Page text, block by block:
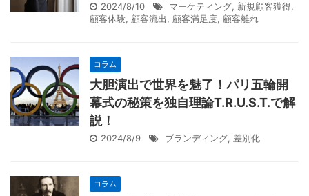
2024/8/10 マーケティング, 新規顧客獲得,
顧客体験, 顧客流出, 顧客満足度, 顧客離れ
コラム
大胆演出で世界を魅了！パリ五輪開
幕式の秘策を独自理論T.R.U.S.T.で解
説！
2024/8/9 ブランディング, 差別化
コラム